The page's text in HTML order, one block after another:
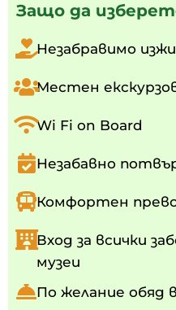
Защо да
Незабравимо
Местен
Wi Fi on Board
Незабавно
Комфортен
Вход за всички
музеи
По желание обяд